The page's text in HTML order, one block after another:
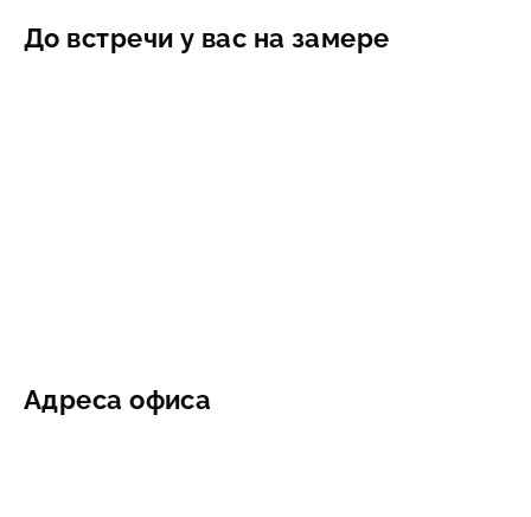
До встречи у вас на замере
Адреса офиса